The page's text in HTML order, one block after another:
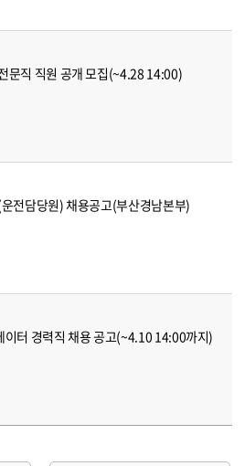
문직 직원 공개 모집(~4.28 14:00)
전담당원) 채용공고(부산경남본부)
이터 경력직 채용 공고(~4.10 14:00까지)